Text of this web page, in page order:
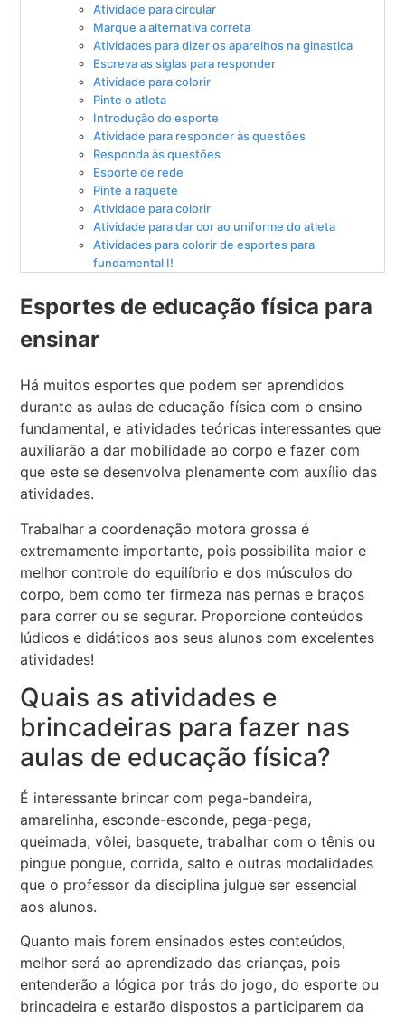
Atividade para circular
Marque a alternativa correta
Atividades para dizer os aparelhos na ginastica
Escreva as siglas para responder
Atividade para colorir
Pinte o atleta
Introdução do esporte
Atividade para responder às questões
Responda às questões
Esporte de rede
Pinte a raquete
Atividade para colorir
Atividade para dar cor ao uniforme do atleta
Atividades para colorir de esportes para
fundamental I!
Esportes de educação física para
ensinar
Há muitos esportes que podem ser aprendidos
durante as aulas de educação física com o ensino
fundamental, e atividades teóricas interessantes que
auxiliarão a dar mobilidade ao corpo e fazer com
que este se desenvolva plenamente com auxílio das
atividades.
Trabalhar a coordenação motora grossa é
extremamente importante, pois possibilita maior e
melhor controle do equilíbrio e dos músculos do
corpo, bem como ter firmeza nas pernas e braços
para correr ou se segurar. Proporcione conteúdos
lúdicos e didáticos aos seus alunos com excelentes
atividades!
Quais as atividades e
brincadeiras para fazer nas
aulas de educação física?
É interessante brincar com pega-bandeira,
amarelinha, esconde-esconde, pega-pega,
queimada, vôlei, basquete, trabalhar com o tênis ou
pingue pongue, corrida, salto e outras modalidades
que o professor da disciplina julgue ser essencial
aos alunos.
Quanto mais forem ensinados estes conteúdos,
melhor será ao aprendizado das crianças, pois
entenderão a lógica por trás do jogo, do esporte ou
brincadeira e estarão dispostos a participarem da